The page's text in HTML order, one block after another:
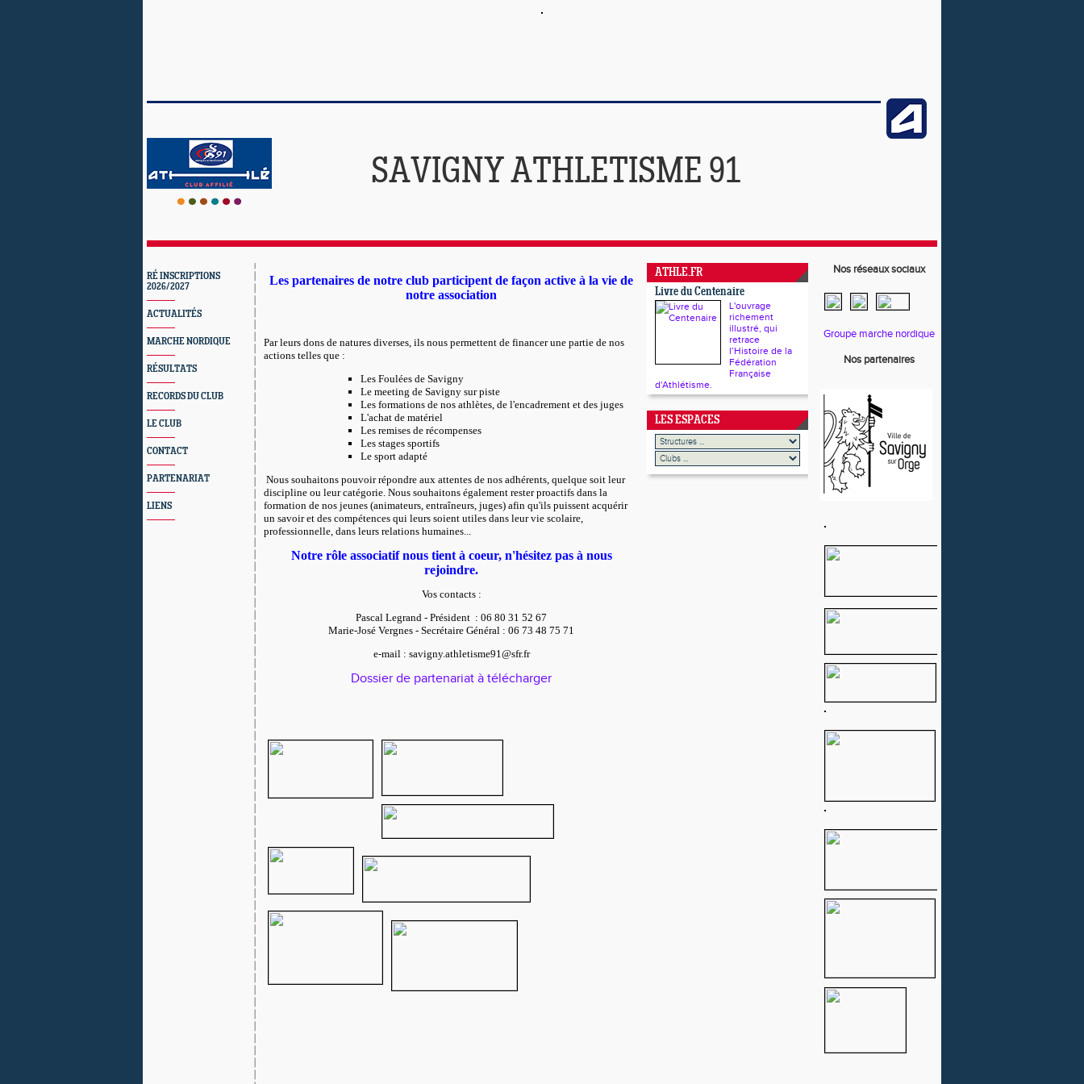
SAVIGNY ATHLETISME 91
RÉ INSCRIPTIONS
2026/2027
ACTUALITÉS
MARCHE NORDIQUE
RÉSULTATS
RECORDS DU CLUB
LE CLUB
CONTACT
PARTENARIAT
LIENS
Les partenaires de notre club participent de façon active à la vie de
notre association
Par leurs dons de natures diverses, ils nous permettent de financer une partie de nos
actions telles que :
Les Foulées de Savigny
Le meeting de Savigny sur piste
Les formations de nos athlètes, de l'encadrement et des juges
L'achat de matériel
Les remises de récompenses
Les stages sportifs
Le sport adapté
Nous souhaitons pouvoir répondre aux attentes de nos adhérents, quelque soit leur
discipline ou leur catégorie. Nous souhaitons également rester proactifs dans la
formation de nos jeunes (animateurs, entraîneurs, juges) afin qu'ils puissent acquérir
un savoir et des compétences qui leurs soient utiles dans leur vie scolaire,
professionnelle, dans leurs relations humaines...
Notre rôle associatif nous tient à coeur, n'hésitez pas à nous
rejoindre.
Vos contacts :
Pascal Legrand - Président : 06 80 31 52 67
Marie-José Vergnes - Secrétaire Général : 06 73 48 75 71
e-mail : savigny.athletisme91@sfr.fr
Dossier de partenariat à télécharger
ATHLE.FR
Livre du Centenaire
L'ouvrage
richement
illustré, qui
retrace
l’Histoire de la
Fédération
Française
d'Athlétisme.
LES ESPACES
Nos réseaux sociaux
Groupe marche nordique
Nos partenaires